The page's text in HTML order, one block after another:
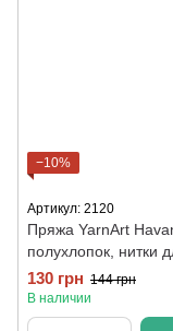
−10%
Артикул: 2120
Пряжа YarnArt
полухлопок, нитки
130 грн 144 грн
В наличии